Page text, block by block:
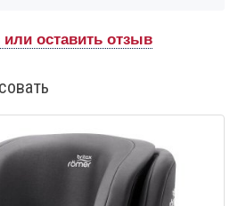
оставить отзыв